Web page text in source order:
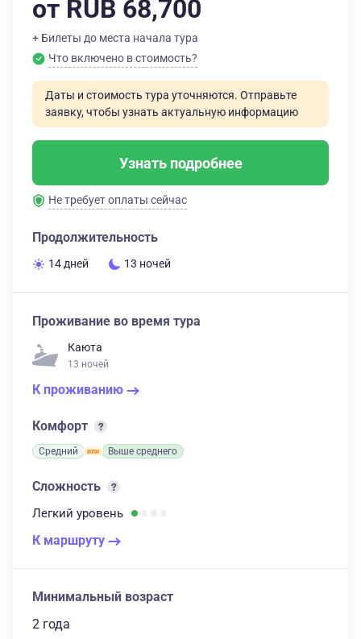
от RUB 68,700
+ Билеты до места начала тура
Что включено в стоимость?
Даты и стоимость тура уточняются. Отправьте
заявку, чтобы узнать актуальную информацию
Узнать подробнее
Не требует оплаты сейчас
Продолжительность
14 дней 13 ночей
Проживание во время тура
Каюта
13 ночей
К проживанию
Комфорт
Средний Выше среднего
Сложность
Легкий уровень
К маршруту
Минимальный возраст
2 года